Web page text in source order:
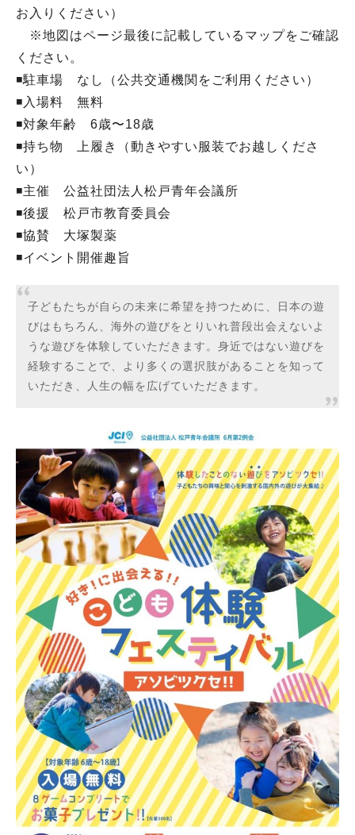
お入りください）
※地図はページ最後に記載しているマップをご確認
ください。
◾️駐車場 なし（公共交通機関をご利用ください）
◾️入場料 無料
◾️対象年齢 6歳〜18歳
◾️持ち物 上履き（動きやすい服装でお越しくださ
い）
◾️主催 公益社団法人松戸青年会議所
◾️後援 松戸市教育委員会
◾️協賛 大塚製薬
◾️イベント開催趣旨
子どもたちが自らの未来に希望を持つために、日本の遊
びはもちろん、海外の遊びをとりいれ普段出会えないよ
うな遊びを体験していただきます。身近ではない遊びを
経験することで、より多くの選択肢があることを知って
いただき、人生の幅を広げていただきます。